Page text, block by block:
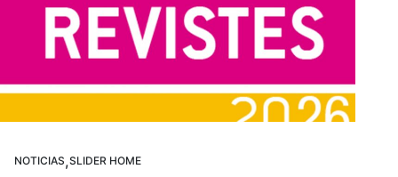
NOTICIAS,SLIDER HOME